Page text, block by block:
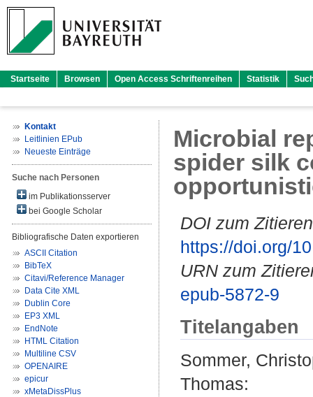
Startseite Browsen Open Access Schriftenreihen Statistik
Kontakt
Leitlinien EPub
Neueste Einträge
Suche nach Personen
im Publikationsserver
bei Google Scholar
Bibliografische Daten exportieren
ASCII Citation
BibTeX
Citavi/Reference Manager
Data Cite XML
Dublin Core
EP3 XML
EndNote
HTML Citation
Multiline CSV
OPENAIRE
epicur
xMetaDissPlus
Microbial
spider silk
DOI zum
https://doi.org/
URN zum
epub-5872-9
Titelangaben
Sommer,
Thomas: